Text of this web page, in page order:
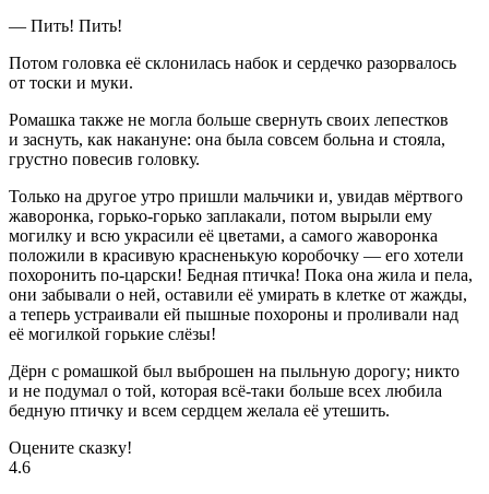
— Пить! Пить!
Потом головка её склонилась набок и сердечко разорвалось
от тоски и муки.
Ромашка также не могла больше свернуть своих лепестков
и заснуть, как накануне: она была совсем больна и стояла,
грустно повесив головку.
Только на другое утро пришли мальчики и, увидав мёртвого
жаворонка, горько-горько заплакали, потом вырыли ему
могилку и всю украсили её цветами, а самого жаворонка
положили в красивую красненькую коробочку — его хотели
похоронить по-царски! Бедная птичка! Пока она жила и пела,
они забывали о ней, оставили её умирать в клетке от жажды,
а теперь устраивали ей пышные похороны и проливали над
её могилкой горькие слёзы!
Дёрн с ромашкой был выброшен на пыльную дорогу; никто
и не подумал о той, которая всё-таки больше всех любила
бедную птичку и всем сердцем желала её утешить.
Оцените сказку!
4.6